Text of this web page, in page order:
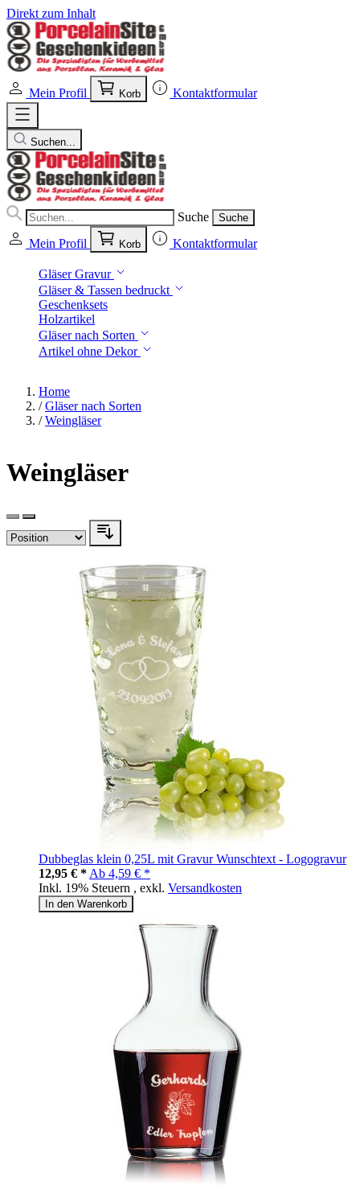
Direkt zum Inhalt
Mein Profil Korb Kontaktformular
Suchen...
Suche Suche
Mein Profil Korb Kontaktformular
Gläser Gravur
Gläser & Tassen bedruckt
Geschenksets
Holzartikel
Gläser nach Sorten
Artikel ohne Dekor
Home
/ Gläser nach Sorten
/ Weingläser
Weingläser
Dubbeglas klein 0,25L mit Gravur Wunschtext - Logogravur
12,95 € * Ab 4,59 € *
Inkl. 19% Steuern , exkl. Versandkosten
In den Warenkorb